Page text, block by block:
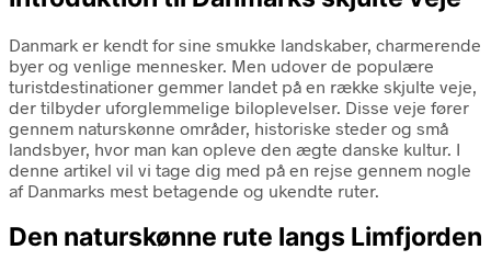
Danmark er kendt for sine smukke landskaber, charmerende
byer og venlige mennesker. Men udover de populære
turistdestinationer gemmer landet på en række skjulte veje,
der tilbyder uforglemmelige biloplevelser. Disse veje fører
gennem naturskønne områder, historiske steder og små
landsbyer, hvor man kan opleve den ægte danske kultur. I
denne artikel vil vi tage dig med på en rejse gennem nogle
af Danmarks mest betagende og ukendte ruter.
Den naturskønne rute langs Limfjorden